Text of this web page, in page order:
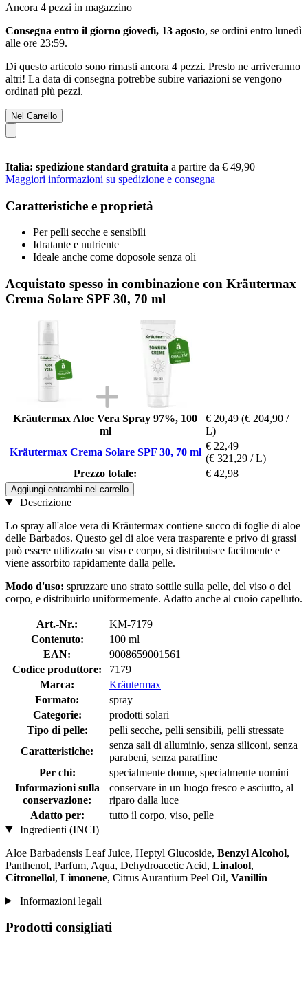
Ancora 4 pezzi in magazzino
Consegna entro il giorno giovedì, 13 agosto, se ordini entro lunedì
alle ore 23:59.
Di questo articolo sono rimasti ancora 4 pezzi. Presto ne arriveranno
altri! La data di consegna potrebbe subire variazioni se vengono
ordinati più pezzi.
Nel Carrello
Italia: spedizione standard gratuita a partire da € 49,90
Maggiori informazioni su spedizione e consegna
Caratteristiche e proprietà
Per pelli secche e sensibili
Idratante e nutriente
Ideale anche come doposole senza oli
Acquistato spesso in combinazione con Kräutermax
Crema Solare SPF 30, 70 ml
Kräutermax Aloe Vera Spray 97%, 100
ml
€ 20,49 (€ 204,90 /
L)
Kräutermax Crema Solare SPF 30, 70 ml
€ 22,49
(€ 321,29 / L)
Prezzo totale:
€ 42,98
Aggiungi entrambi nel carrello
Descrizione
Lo spray all'aloe vera di Kräutermax contiene succo di foglie di aloe
delle Barbados. Questo gel di aloe vera trasparente e privo di grassi
può essere utilizzato su viso e corpo, si distribuisce facilmente e
viene assorbito rapidamente dalla pelle.
Modo d'uso: spruzzare uno strato sottile sulla pelle, del viso o del
corpo, e distribuirlo uniformemente. Adatto anche al cuoio capelluto.
Art.-Nr.:
KM-7179
Contenuto:
100 ml
EAN:
9008659001561
Codice produttore:
7179
Marca:
Kräutermax
Formato:
spray
Categorie:
prodotti solari
Tipo di pelle:
pelli secche, pelli sensibili, pelli stressate
Caratteristiche:
senza sali di alluminio, senza siliconi, senza
parabeni, senza paraffine
Per chi:
specialmente donne, specialmente uomini
Informazioni sulla
conservazione:
conservare in un luogo fresco e asciutto, al
riparo dalla luce
Adatto per:
tutto il corpo, viso, pelle
Ingredienti (INCI)
Aloe Barbadensis Leaf Juice, Heptyl Glucoside, Benzyl Alcohol,
Panthenol, Parfum, Aqua, Dehydroacetic Acid, Linalool,
Citronellol, Limonene, Citrus Aurantium Peel Oil, Vanillin
Informazioni legali
Prodotti consigliati